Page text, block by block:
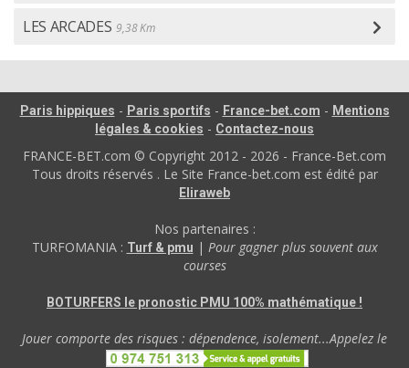
LES ARCADES 9,38 Km
Paris hippiques - Paris sportifs - France-bet.com - Mentions
légales & cookies - Contactez-nous
FRANCE-BET.com © Copyright 2012 - 2026 - France-Bet.com
Tous droits réservés . Le Site France-bet.com est édité par
Eliraweb
Nos partenaires :
TURFOMANIA : Turf & pmu | Pour gagner plus souvent aux
courses
BOTURFERS le pronostic PMU 100% mathématique !
Jouer comporte des risques : dépendence, isolement...Appelez le